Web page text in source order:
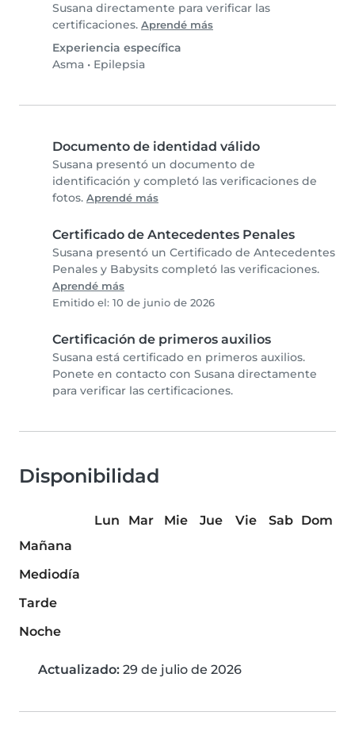
Susana directamente para verificar las
certificaciones. Aprendé más
Experiencia específica
Asma • Epilepsia
Documento de identidad válido
Susana presentó un documento de
identificación y completó las verificaciones de
fotos. Aprendé más
Certificado de Antecedentes Penales
Susana presentó un Certificado de Antecedentes
Penales y Babysits completó las verificaciones.
Aprendé más
Emitido el: 10 de junio de 2026
Certificación de primeros auxilios
Susana está certificado en primeros auxilios.
Ponete en contacto con Susana directamente
para verificar las certificaciones.
Disponibilidad
Lun Mar Mie Jue Vie Sab
Dom
Mañana
Mediodía
Tarde
Noche
Actualizado: 29 de julio de 2026